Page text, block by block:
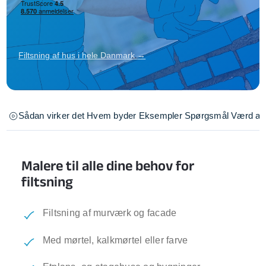
Filtsning af hus i hele Danmark →
Sådan virker det Hvem byder Eksempler Spørgsmål Værd at
Malere til alle dine behov for
filtsning
Filtsning af murværk og facade
Med mørtel, kalkmørtel eller farve